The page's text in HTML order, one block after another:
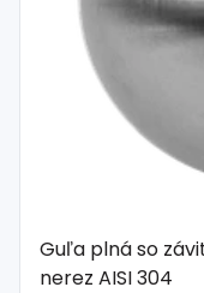
Guľa plná so
nerez AISI 304